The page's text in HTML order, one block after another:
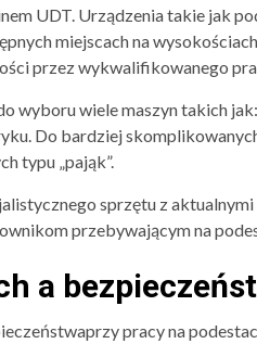
UDT. Urządzenia takie jak
miejscach na
przez wykwalifikowanego
wyboru wiele maszyn takich jak:
Do bardziej
typu „pająk”.
sprzętu z
przebywającym na
a
pracy na